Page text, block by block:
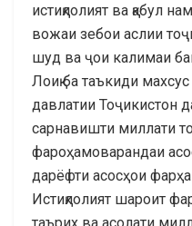
истиқлолият ва қабул
вожаи зебои аслии
шуд ва ҷои калимаи
Лоиқ ба таъкиди махсус
давлатии Тоҷикистон
сарнавишти миллати
фароҳамоварандаи
дарёфти асосҳои
Истиқлолият шароит